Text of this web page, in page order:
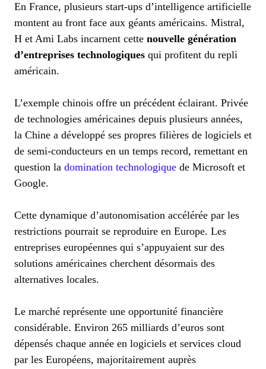
En France, plusieurs start-ups d’intelligence artificielle
montent au front face aux géants américains. Mistral,
H et Ami Labs incarnent cette nouvelle génération
d’entreprises technologiques qui profitent du repli
américain.
L’exemple chinois offre un précédent éclairant. Privée
de technologies américaines depuis plusieurs années,
la Chine a développé ses propres filières de logiciels et
de semi-conducteurs en un temps record, remettant en
question la domination technologique de Microsoft et
Google.
Cette dynamique d’autonomisation accélérée par les
restrictions pourrait se reproduire en Europe. Les
entreprises européennes qui s’appuyaient sur des
solutions américaines cherchent désormais des
alternatives locales.
Le marché représente une opportunité financière
considérable. Environ 265 milliards d’euros sont
dépensés chaque année en logiciels et services cloud
par les Européens, majoritairement auprès